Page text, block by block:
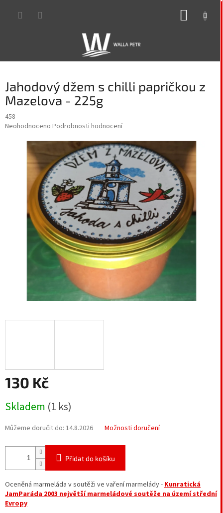
Jahodový džem s chilli papričkou z
Mazelova - 225g
458
Průměrné
produktu
hvězdiček.
Neohodnoceno Podrobnosti hodnocení
130 Kč
cena:
Skladem (1 ks)
Můžeme doručit do: 14.8.2026 Možnosti doručení
Přidat do košíku
Oceněná marmeláda v soutěži ve vaření marmelády -Kunratická
JamParáda 2003 největší marmeládové soutěže na území střední
Evropy